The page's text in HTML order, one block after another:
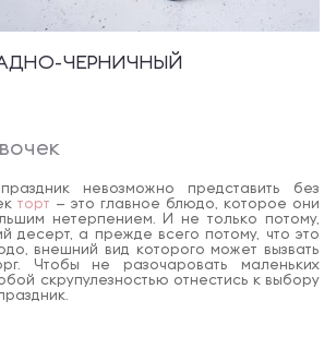
ЧЕРНИЧНЫЙ
невозможно представить без
торт – это главное блюдо, которое они
нетерпением. И не только потому,
десерт, а прежде всего потому, что это
внешний вид которого может вызвать
Чтобы не разочаровать маленьких
скрупулезностью отнестись к выбору